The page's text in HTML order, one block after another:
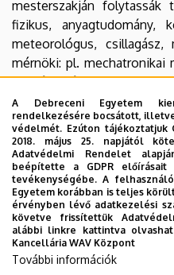
mesterszakján folytassák
fizikus, anyagtudomány,
meteorológus, csillagász,
mérnöki: pl. mechatronikai
vegyészmérnök.
A fizika BSc diplomával
Egyetemen szeretnék
választhatják a
környezettudomány, a
matematikus és a
MSc különböző fizikai
sokaságát tartalmazza
fizikáig, az
egészen a magfizikáig,
A Debreceni Egyetem
rendelkezésére bocsátott,
védelmét. Ezúton tájékoztatjuk
2018. május 25. napjától
Adatvédelmi Rendelet
beépítette a GDPR
tevékenységébe. A
Egyetem korábban is teljes
érvényben lévő adatkezelési
követve frissítettük
alábbi linkre kattintva
Kancellária WAV Központ
További információk